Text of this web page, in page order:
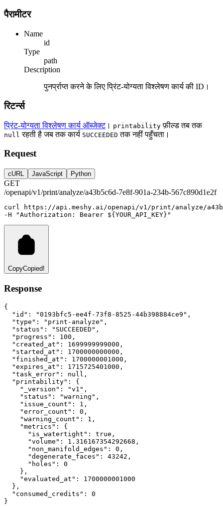
पैरामीटर
Name
id
Type
path
Description
पुनर्प्राप्त करने के लिए प्रिंट-योग्यता विश्लेषण कार्य की ID।
रिटर्न्स
प्रिंट-योग्यता विश्लेषण कार्य ऑब्जेक्ट। printability फ़ील्ड तब तक
null रहती है जब तक कार्य SUCCEEDED तक नहीं पहुँचता।
Request
cURL JavaScript Python
GET
/openapi/v1/print/analyze/a43b5c6d-7e8f-901a-234b-567c890d1e2f
curl
https://api.meshy.ai/openapi/v1/print/analyze/
-H
"Authorization: Bearer ${YOUR_API_KEY}"
CopyCopied!
Response
{
"id" : "0193bfc5-ee4f-73f8-8525-44b398884ce9" ,
"type" : "print-analyze" ,
"status" : "SUCCEEDED" ,
"progress" : 100 ,
"created_at" : 1699999999000 ,
"started_at" : 1700000000000 ,
"finished_at" : 1700000001000 ,
"expires_at" : 1715725401000 ,
"task_error" : null ,
"printability" :
{
"_version" : "v1" ,
"status" : "warning" ,
"issue_count" : 1 ,
"error_count" : 0 ,
"warning_count" : 1 ,
"metrics" :
{
"is_watertight" : true ,
"volume" : 1.316167354292668 ,
"non_manifold_edges" : 0 ,
"degenerate_faces" : 43242 ,
"holes" :
0
    }
,
"evaluated_at" :
1700000001000
  }
,
"consumed_credits" :
0
}